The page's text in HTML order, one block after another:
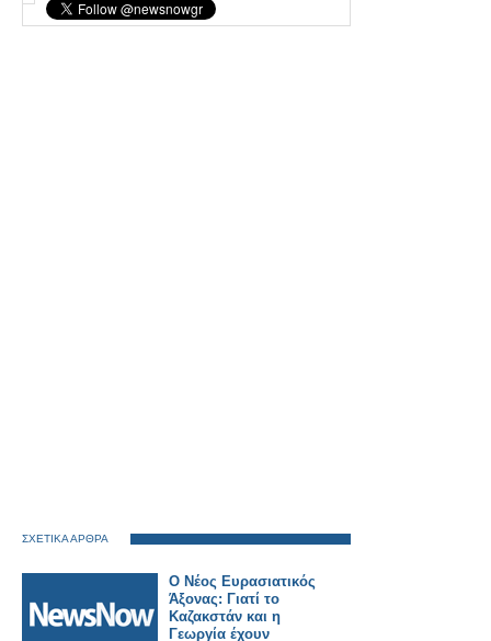
ΣΧΕΤΙΚΑ ΑΡΘΡΑ
Ο Νέος Ευρασιατικός
Άξονας: Γιατί το
Καζακστάν και η
Γεωργία έχουν